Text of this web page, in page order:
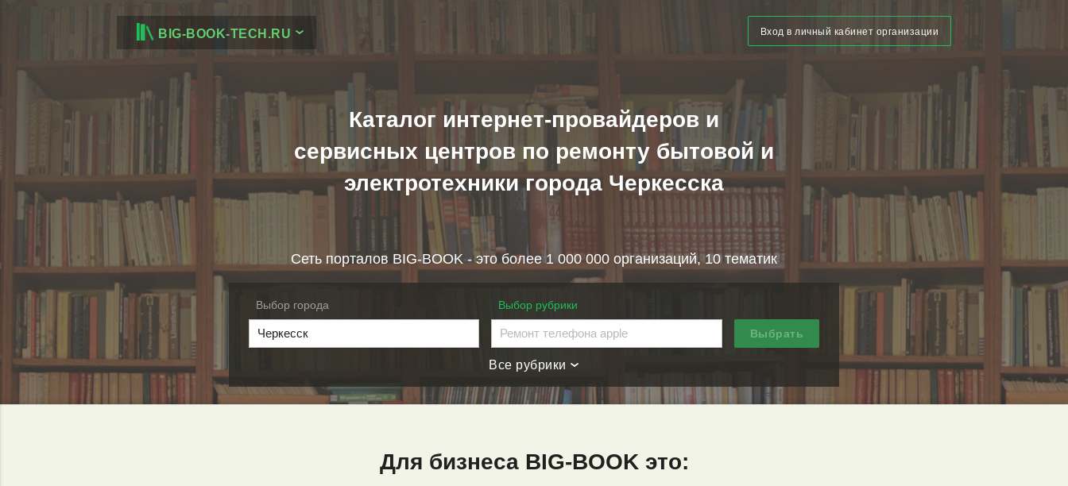
BIG-BOOK-TECH.RU Вход в личный кабинет организации
Каталог интернет-провайдеров и
сервисных центров по ремонту бытовой и
электротехники города Черкесска
Сеть порталов BIG-BOOK - это более 1 000 000 организаций, 10 тематик
Выбор города Выбор рубрики
Выбрать
Все рубрики
Для бизнеса BIG-BOOK это: